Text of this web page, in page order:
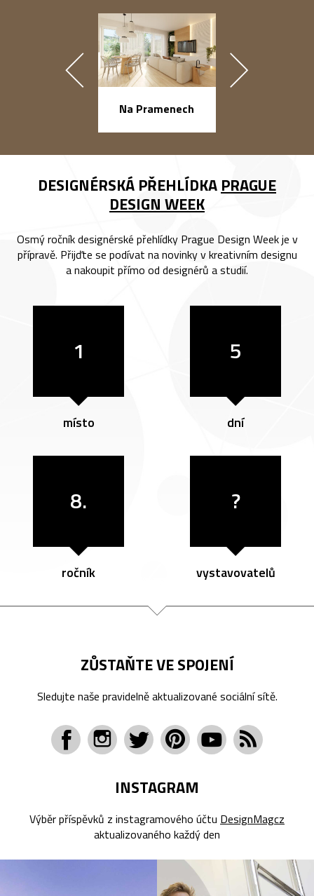
Na Pramenech
DESIGNÉRSKÁ PŘEHLÍDKA PRAGUE
DESIGN WEEK
Osmý ročník designérské přehlídky Prague Design Week je v
přípravě. Přijďte se podívat na novinky v kreativním designu
a nakoupit přímo od designérů a studií.
1
místo
5
dní
8.
ročník
?
vystavovatelů
ZŮSTAŇTE VE SPOJENÍ
Sledujte naše pravidelně aktualizované sociální sítě.
INSTAGRAM
Výběr příspěvků z instagramového účtu DesignMagcz
aktualizovaného každý den